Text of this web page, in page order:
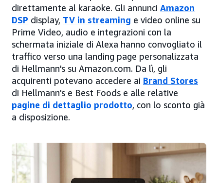
direttamente al karaoke. Gli annunci Amazon
DSP display, TV in streaming e video online su
Prime Video, audio e integrazioni con la
schermata iniziale di Alexa hanno convogliato il
traffico verso una landing page personalizzata
di Hellmann's su Amazon.com. Da lì, gli
acquirenti potevano accedere ai Brand Stores
di Hellmann's e Best Foods e alle relative
pagine di dettaglio prodotto, con lo sconto già
a disposizione.